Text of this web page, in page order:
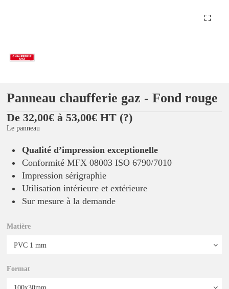
Panneau chaufferie gaz - Fond rouge
De 32,00€ à 53,00€ HT (?)
Le panneau
Qualité d’impression exceptionelle
Conformité MFX 08003 ISO 6790/7010
Impression sérigraphie
Utilisation intérieure et extérieure
Sur mesure à la demande
Matière
Format